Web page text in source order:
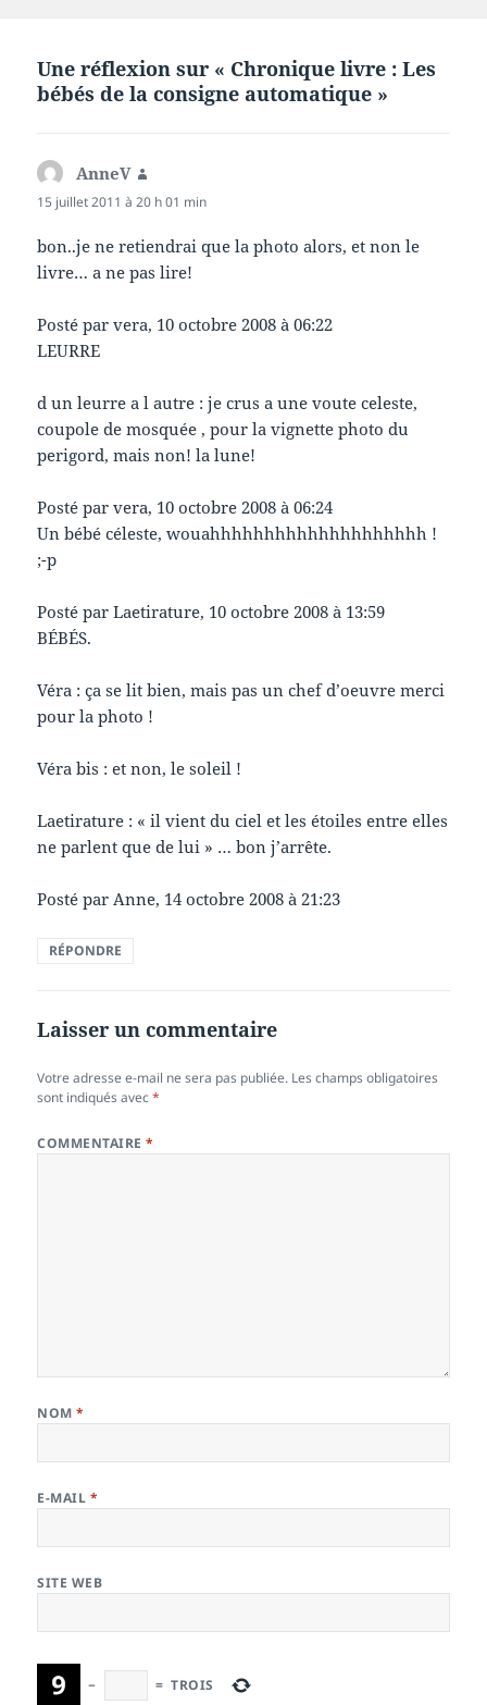
Une réflexion sur « Chronique livre : Les
bébés de la consigne automatique »
AnneV
15 juillet 2011 à 20 h 01 min
bon..je ne retiendrai que la photo alors, et non le
livre… a ne pas lire!
Posté par vera, 10 octobre 2008 à 06:22
LEURRE
d un leurre a l autre : je crus a une voute celeste,
coupole de mosquée , pour la vignette photo du
perigord, mais non! la lune!
Posté par vera, 10 octobre 2008 à 06:24
Un bébé céleste, wouahhhhhhhhhhhhhhhhhhhh !
;-p
Posté par Laetirature, 10 octobre 2008 à 13:59
BÉBÉS.
Véra : ça se lit bien, mais pas un chef d’oeuvre merci
pour la photo !
Véra bis : et non, le soleil !
Laetirature : « il vient du ciel et les étoiles entre elles
ne parlent que de lui » … bon j’arrête.
Posté par Anne, 14 octobre 2008 à 21:23
RÉPONDRE
Laisser un commentaire
Votre adresse e-mail ne sera pas publiée. Les champs obligatoires
sont indiqués avec*
COMMENTAIRE*
NOM*
E-MAIL *
SITE WEB
− = TROIS